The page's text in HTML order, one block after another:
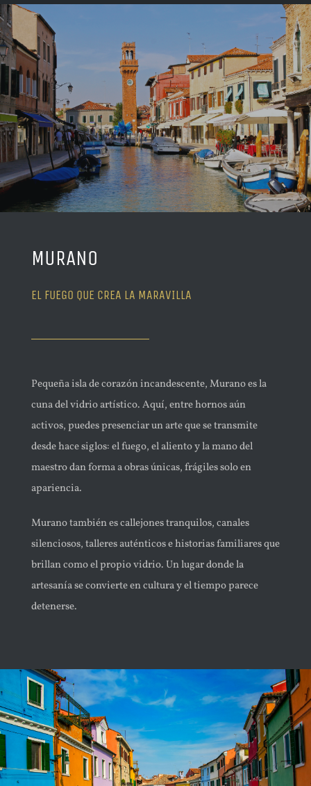
RESERVA AHORA TU EXPERIENCIA
ESPAÑOL
MURANO
EL FUEGO QUE CREA LA MARAVILLA
Pequeña isla de corazón incandescente, Murano es la
cuna del vidrio artístico. Aquí, entre hornos aún
activos, puedes presenciar un arte que se transmite
desde hace siglos: el fuego, el aliento y la mano del
maestro dan forma a obras únicas, frágiles solo en
apariencia.
Murano también es callejones tranquilos, canales
silenciosos, talleres auténticos e historias familiares que
brillan como el propio vidrio. Un lugar donde la
artesanía se convierte en cultura y el tiempo parece
detenerse.